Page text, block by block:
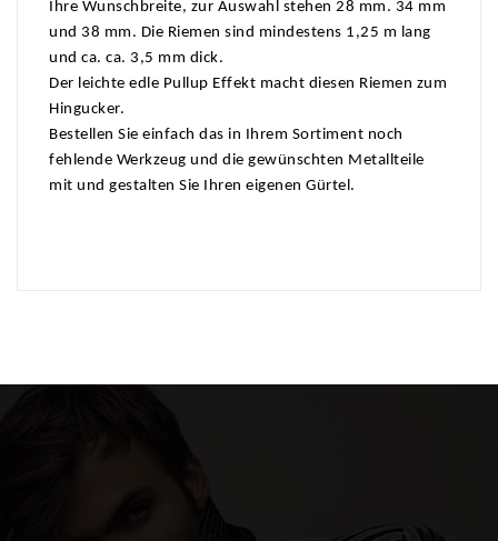
Ihre Wunschbreite, zur Auswahl stehen 28 mm. 34 mm
und 38 mm. Die Riemen sind mindestens 1,25 m lang
und ca. ca. 3,5 mm dick.
Der leichte edle Pullup Effekt macht diesen Riemen zum
Hingucker.
Bestellen Sie einfach das in Ihrem Sortiment noch
fehlende Werkzeug und die gewünschten Metallteile
mit und gestalten Sie Ihren eigenen Gürtel.